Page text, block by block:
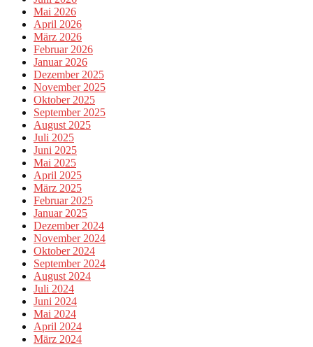
Mai 2026
April 2026
März 2026
Februar 2026
Januar 2026
Dezember 2025
November 2025
Oktober 2025
September 2025
August 2025
Juli 2025
Juni 2025
Mai 2025
April 2025
März 2025
Februar 2025
Januar 2025
Dezember 2024
November 2024
Oktober 2024
September 2024
August 2024
Juli 2024
Juni 2024
Mai 2024
April 2024
März 2024